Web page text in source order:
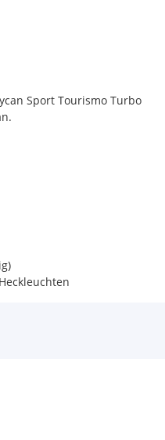
Sport Tourismo Turbo
mit Porsche Turbo